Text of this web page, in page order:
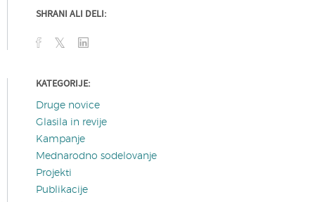
SHRANI ALI DELI:
KATEGORIJE:
Druge novice
Glasila in revije
Kampanje
Mednarodno sodelovanje
Projekti
Publikacije